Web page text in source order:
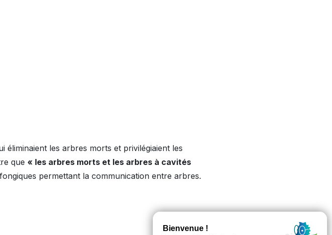
éliminaient les arbres morts et privilégiaient les
que « les arbres morts et les arbres à cavités
permettant la communication entre arbres.